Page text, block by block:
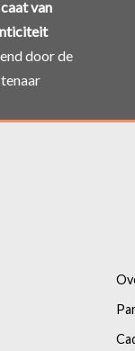
van
door de